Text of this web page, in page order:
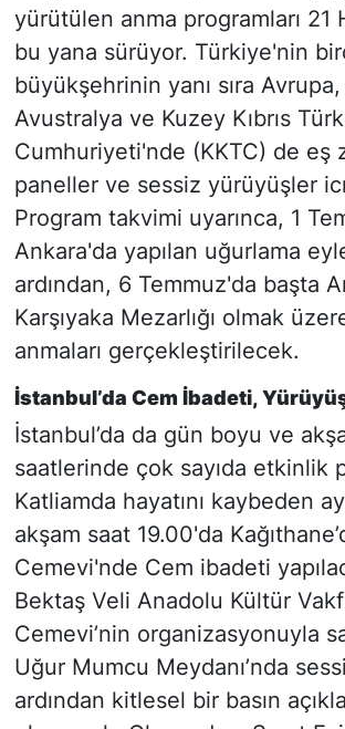
yürütülen anma programları 21
bu yana sürüyor. Türkiye'nin
büyükşehrinin yanı sıra
Avustralya ve Kuzey Kıbrıs Türk
Cumhuriyeti'nde (KKTC) de eş
paneller ve sessiz yürüyüşler
Program takvimi uyarınca, 1
Ankara'da yapılan uğurlama
ardından, 6 Temmuz'da başta
Karşıyaka Mezarlığı olmak
anmaları gerçekleştirilecek.
İstanbul’da Cem İbadeti,
İstanbul’da da gün boyu ve
saatlerinde çok sayıda etkinlik
Katliamda hayatını kaybeden
akşam saat 19.00'da
Cemevi'nde Cem ibadeti
Bektaş Veli Anadolu Kültür
Cemevi’nin organizasyonuyla
Uğur Mumcu Meydanı’nda
ardından kitlesel bir basın